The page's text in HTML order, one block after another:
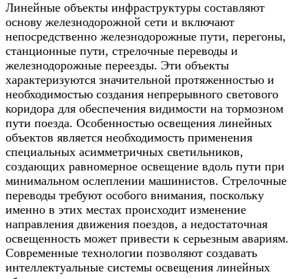
Линейные объекты инфраструктуры составляют
основу железнодорожной сети и включают
непосредственно железнодорожные пути, перегоны,
станционные пути, стрелочные переводы и
железнодорожные переезды. Эти объекты
характеризуются значительной протяженностью и
необходимостью создания непрерывного светового
коридора для обеспечения видимости на тормозном
пути поезда. Особенностью освещения линейных
объектов является необходимость применения
специальных асимметричных светильников,
создающих равномерное освещение вдоль пути при
минимальном ослеплении машинистов. Стрелочные
переводы требуют особого внимания, поскольку
именно в этих местах происходит изменение
направления движения поездов, а недостаточная
освещенность может привести к серьезным авариям.
Современные технологии позволяют создавать
интеллектуальные системы освещения линейных